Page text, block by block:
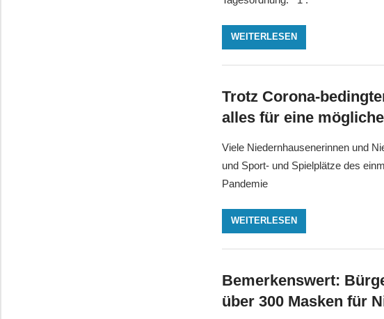
WEITERLESEN
Trotz Corona-
alles für eine
Viele Niedernhausenerinnen und
und Sport- und Spielplätze des
Pandemie
WEITERLESEN
Bemerkenswert:
über 300 Masken für